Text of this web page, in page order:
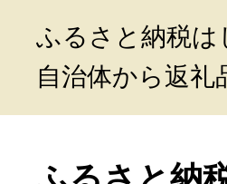
ふるさと納税
自治体から返礼